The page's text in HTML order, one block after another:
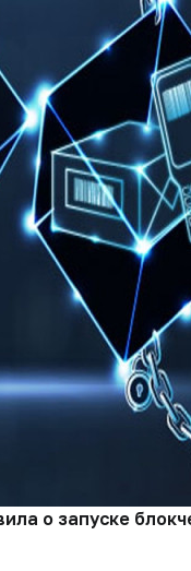
о запуске